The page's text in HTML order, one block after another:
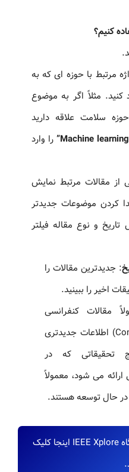
مرتبط با حوزه‌ ای که به
کنید. مثلاً اگر به موضوع
سلامت علاقه دارید
را وارد
مقالات مرتبط نمایش
کردن موضوعات جدیدتر
و نوع مقاله فیلتر
: جدیدترین مقالات را
اخیر را ببینید.
مقالات کنفرانسی
(Conference Papers) اطلاعات جدیدتری
تحقیقاتی که در
می شود، معمولاً
حال توسعه هستند.
برای دسترسی مستقیم به پایگاه IEEE Xplore اینجا کلیک